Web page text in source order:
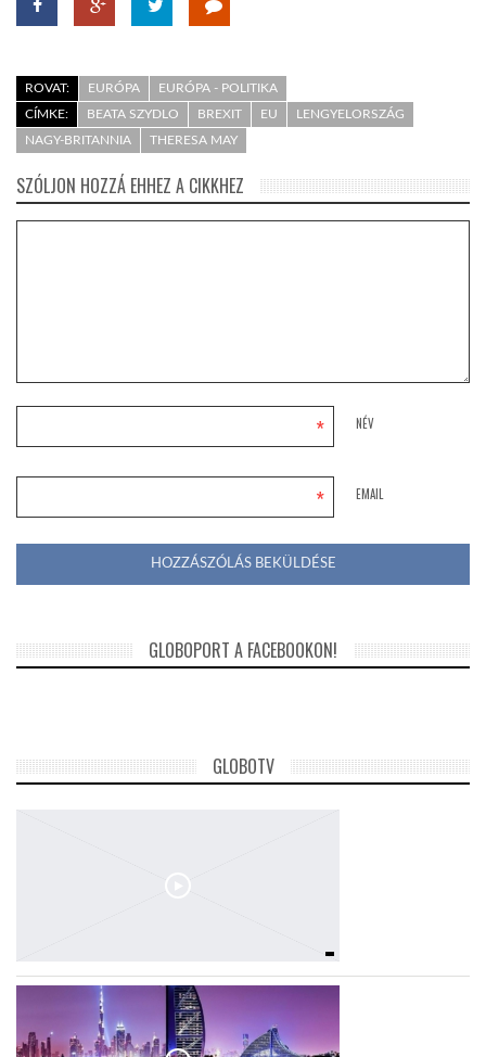
ROVAT: EURÓPA
EURÓPA - POLITIKA
CÍMKE:
BEATA SZYDLO BREXIT EU
LENGYELORSZÁG
NAGY-BRITANNIA
THERESA MAY
SZÓLJON HOZZÁ EHHEZ A CIKKHEZ
NÉV
*
EMAIL
*
GLOBOPORT A FACEBOOKON!
GLOBOTV